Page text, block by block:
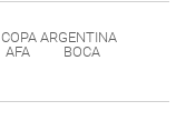
COPA ARGENTINA
AFA
BOCA